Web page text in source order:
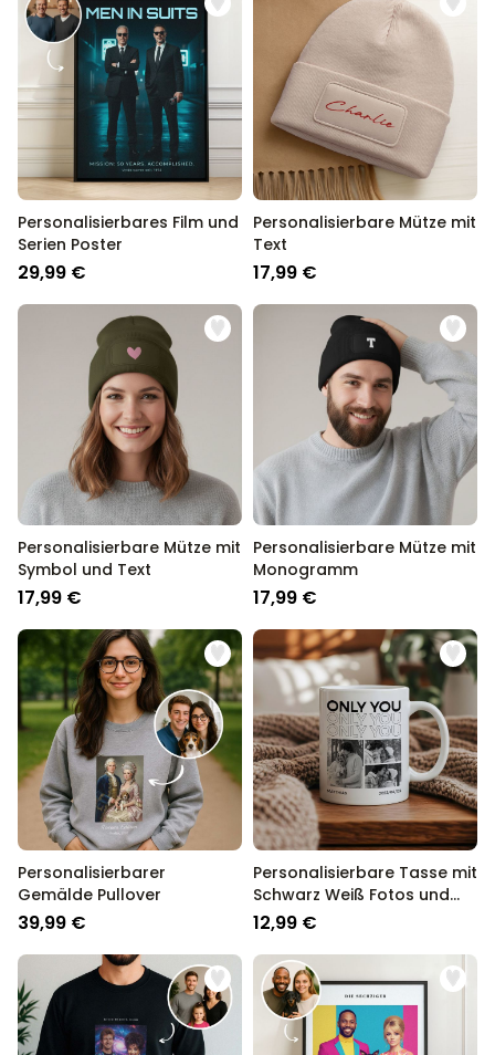
Personalisierbares Film und
Serien Poster
29,99 €
Personalisierbare Mütze mit
Text
17,99 €
Personalisierbare Mütze mit
Symbol und Text
17,99 €
Personalisierbare Mütze mit
Monogramm
17,99 €
Personalisierbarer
Gemälde Pullover
39,99 €
Personalisierbare Tasse mit
Schwarz Weiß Fotos und
Text
12,99 €